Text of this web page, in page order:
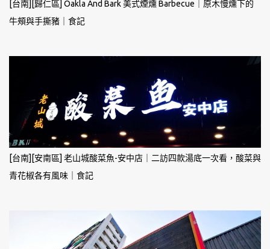
[台南][歸仁區] Oakla And Bark 美式煙燻 Barbecue｜原木慢燻下的
牛頰與手撕豬｜食記
[台南][安南區] 老山城酸菜魚-安中店｜二訪四款湯底一次看，酸菜與
青花椒各有風味｜食記